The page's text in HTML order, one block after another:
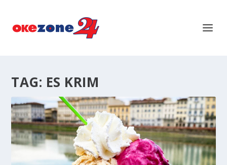
TAG: ES KRIM